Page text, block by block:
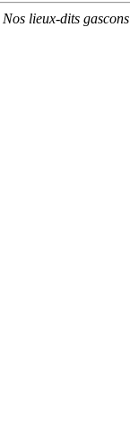
Nos lieux-dits gascons